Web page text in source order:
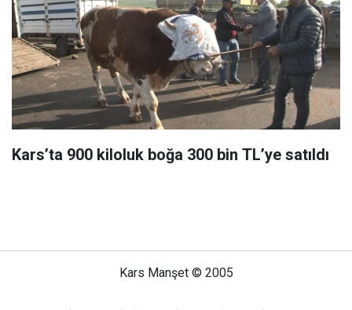
Kars’ta 900 kiloluk boğa 300 bin TL’ye satıldı
Kars Manşet © 2005